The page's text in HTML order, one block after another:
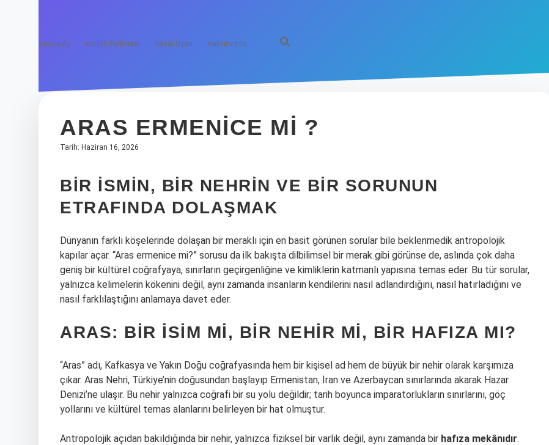
Anasayfa Gizlilik Politikası Yasal Uyarı Hakkımızda
ARAS ERMENICE MI ?
Tarih: Haziran 16, 2026
BIR ISMIN, BIR NEHRIN VE BIR SORUNUN
ETRAFINDA DOLAŞMAK
Dünyanın farklı köşelerinde dolaşan bir meraklı için en basit görünen sorular bile beklenmedik antropolojik
kapılar açar. “Aras ermenice mi?” sorusu da ilk bakışta dilbilimsel bir merak gibi görünse de, aslında çok daha
geniş bir kültürel coğrafyaya, sınırların geçirgenliğine ve kimliklerin katmanlı yapısına temas eder. Bu tür sorular,
yalnızca kelimelerin kökenini değil, aynı zamanda insanların kendilerini nasıl adlandırdığını, nasıl hatırladığını ve
nasıl farklılaştığını anlamaya davet eder.
ARAS: BIR ISIM MI, BIR NEHIR MI, BIR HAFIZA MI?
“Aras” adı, Kafkasya ve Yakın Doğu coğrafyasında hem bir kişisel ad hem de büyük bir nehir olarak karşımıza
çıkar. Aras Nehri, Türkiye’nin doğusundan başlayıp Ermenistan, İran ve Azerbaycan sınırlarında akarak Hazar
Denizi’ne ulaşır. Bu nehir yalnızca coğrafi bir su yolu değildir; tarih boyunca imparatorlukların sınırlarını, göç
yollarını ve kültürel temas alanlarını belirleyen bir hat olmuştur.
Antropolojik açıdan bakıldığında bir nehir, yalnızca fiziksel bir varlık değil, aynı zamanda bir hafıza mekânıdır.